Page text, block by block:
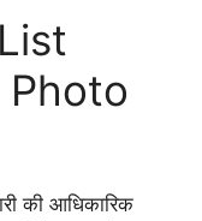
की आधिकारिक